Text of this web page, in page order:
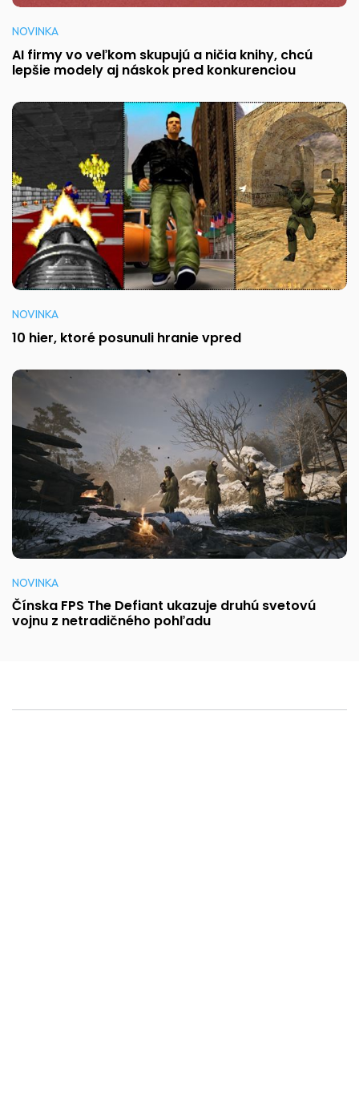
NOVINKA
AI firmy vo veľkom skupujú a ničia knihy, chcú
lepšie modely aj náskok pred konkurenciou
NOVINKA
10 hier, ktoré posunuli hranie vpred
NOVINKA
Čínska FPS The Defiant ukazuje druhú svetovú
vojnu z netradičného pohľadu